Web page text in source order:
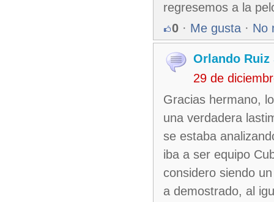
regresemos a la
0 · Me gusta · No
Orlando Ruiz
29 de
Gracias hermano,
una verdadera
se estaba
iba a ser equipo
considero siendo
a demostrado, al